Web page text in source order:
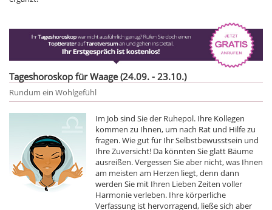
Tageshoroskop für Waage (24.09. - 23.10.)
Rundum ein Wohlgefühl
Im Job sind Sie der Ruhepol. Ihre Kollegen
kommen zu Ihnen, um nach Rat und Hilfe zu
fragen. Wie gut für Ihr Selbstbewusstsein und
Ihre Zuversicht! Da könnten Sie glatt Bäume
ausreißen. Vergessen Sie aber nicht, was Ihnen
am meisten am Herzen liegt, denn dann
werden Sie mit Ihren Lieben Zeiten voller
Harmonie verleben. Ihre körperliche
Verfassung ist hervorragend, ließe sich aber